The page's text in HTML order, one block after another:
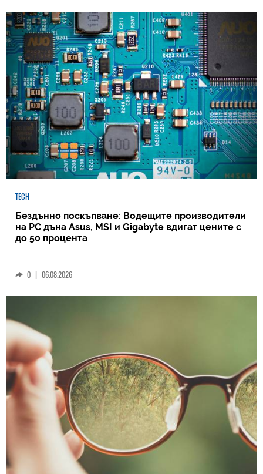
TECH
Бездънно поскъпване: Водещите производители
на РС дъна Asus, MSI и Gigabyte вдигат цените с
до 50 процента
0 | 06.08.2026